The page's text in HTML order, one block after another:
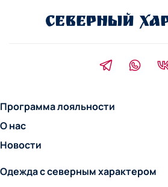
Программа лояльности
О нас
Новости
Одежда с северным характером